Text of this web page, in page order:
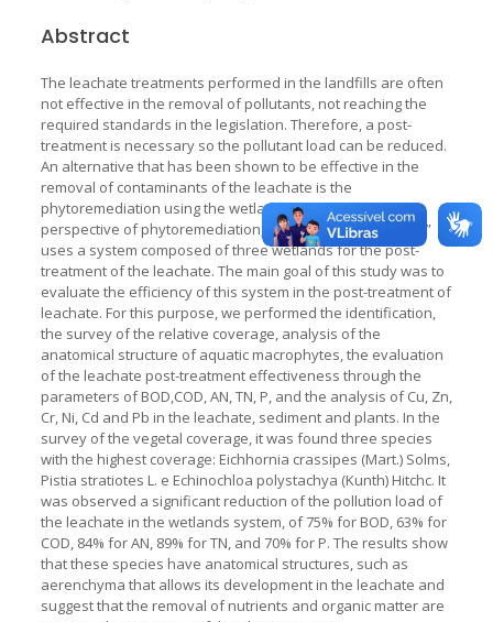
Abstract
The leachate treatments performed in the landfills are often
not effective in the removal of pollutants, not reaching the
required standards in the legislation. Therefore, a post-
treatment is necessary so the pollutant load can be reduced.
An alternative that has been shown to be effective in the
removal of contaminants of the leachate is the
phytoremediation using the wetlands system. From the
perspective of phytoremediation, the Landfill of “Caximba”
uses a system composed of three wetlands for the post-
treatment of the leachate. The main goal of this study was to
evaluate the efficiency of this system in the post-treatment of
leachate. For this purpose, we performed the identification,
the survey of the relative coverage, analysis of the
anatomical structure of aquatic macrophytes, the evaluation
of the leachate post-treatment effectiveness through the
parameters of BOD,COD, AN, TN, P, and the analysis of Cu, Zn,
Cr, Ni, Cd and Pb in the leachate, sediment and plants. In the
survey of the vegetal coverage, it was found three species
with the highest coverage: Eichhornia crassipes (Mart.) Solms,
Pistia stratiotes L. e Echinochloa polystachya (Kunth) Hitchc. It
was observed a significant reduction of the pollution load of
the leachate in the wetlands system, of 75% for BOD, 63% for
COD, 84% for AN, 89% for TN, and 70% for P. The results show
that these species have anatomical structures, such as
aerenchyma that allows its development in the leachate and
suggest that the removal of nutrients and organic matter are